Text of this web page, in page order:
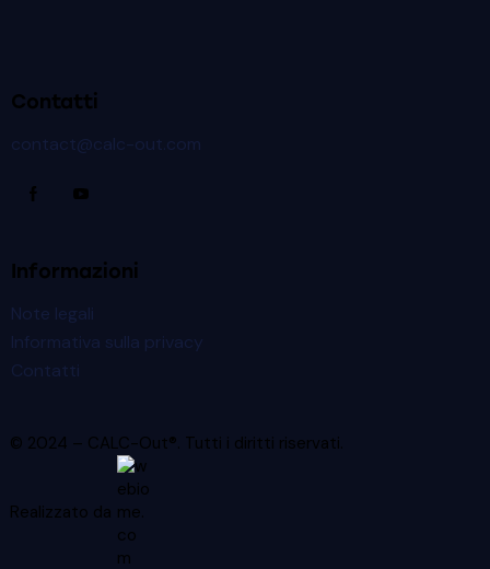
Contatti
contact@calc-out.com
Informazioni
Note legali
Informativa sulla privacy
Contatti
© 2024 – CALC-Out®. Tutti i diritti riservati.
Realizzato da